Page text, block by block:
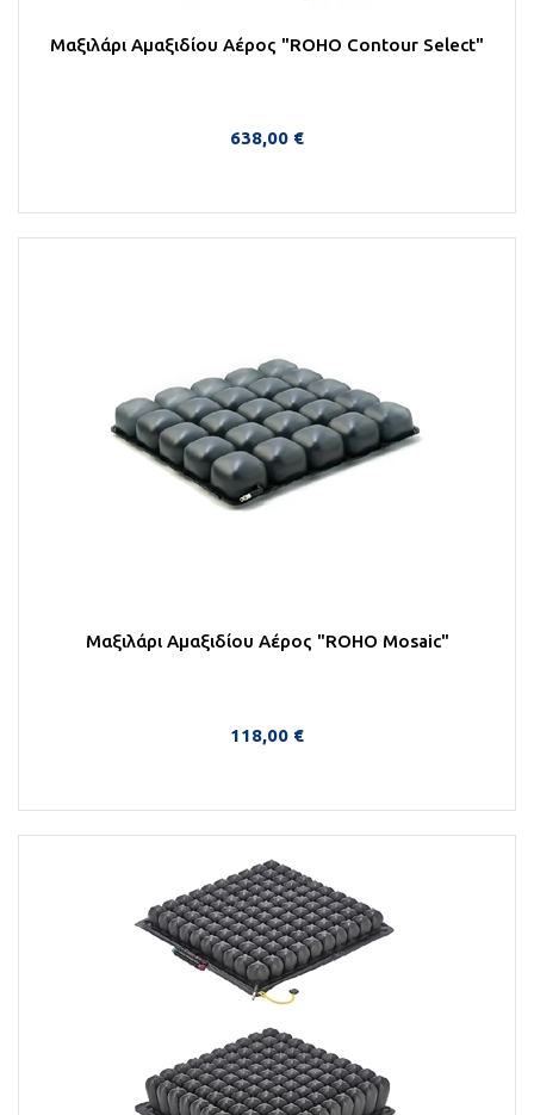
Μαξιλάρι Αμαξιδίου Αέρος "ROHO Contour Select"
638,00 €
Μαξιλάρι Αμαξιδίου Αέρος "ROHO Mosaic"
118,00 €